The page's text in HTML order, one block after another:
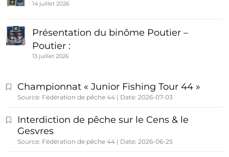
14 juillet 2026
Présentation du binôme Poutier –
Poutier :
13 juillet 2026
Championnat « Junior Fishing Tour 44 »
Source: Fédération de pêche 44 Date: 2026-07-03
Interdiction de pêche sur le Cens & le
Gesvres
Source: Fédération de pêche 44 Date: 2026-06-25